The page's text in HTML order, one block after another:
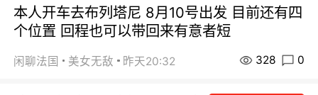
本人开车去布列塔尼 8月10号出发 目前还有四
个位置 回程也可以带回来有意者短
闲聊法国 美女无敌 昨天20:32 328 0